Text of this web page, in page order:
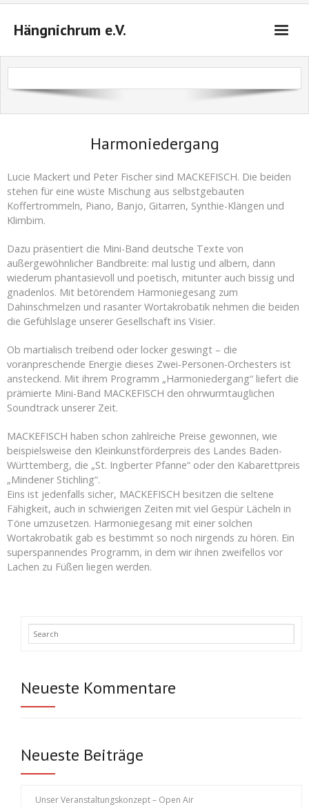
Hängnichrum e.V.
Startseite
Veranstaltungen 2026/2027
Anfahrt
Warenkorb ( 0Artikel)
Harmoniedergang
Lucie Mackert und Peter Fischer sind MACKEFISCH. Die beiden
stehen für eine wüste Mischung aus selbstgebauten
Koffertrommeln, Piano, Banjo, Gitarren, Synthie-Klängen und
Klimbim.
Dazu präsentiert die Mini-Band deutsche Texte von
außergewöhnlicher Bandbreite: mal lustig und albern, dann
wiederum phantasievoll und poetisch, mitunter auch bissig und
gnadenlos. Mit betörendem Harmoniegesang zum
Dahinschmelzen und rasanter Wortakrobatik nehmen die beiden
die Gefühlslage unserer Gesellschaft ins Visier.
Ob martialisch treibend oder locker geswingt – die
voranpreschende Energie dieses Zwei-Personen-Orchesters ist
ansteckend. Mit ihrem Programm „Harmoniedergang“ liefert die
prämierte Mini-Band MACKEFISCH den ohrwurmtauglichen
Soundtrack unserer Zeit.
MACKEFISCH haben schon zahlreiche Preise gewonnen, wie
beispielsweise den Kleinkunstförderpreis des Landes Baden-
Württemberg, die „St. Ingberter Pfanne“ oder den Kabarettpreis
„Mindener Stichling“.
Eins ist jedenfalls sicher, MACKEFISCH besitzen die seltene
Fähigkeit, auch in schwierigen Zeiten mit viel Gespür Lächeln in
Töne umzusetzen. Harmoniegesang mit einer solchen
Wortakrobatik gab es bestimmt so noch nirgends zu hören. Ein
superspannendes Programm, in dem wir ihnen zweifellos vor
Lachen zu Füßen liegen werden.
Neueste Kommentare
Neueste Beiträge
Unser Veranstaltungskonzept – Open Air